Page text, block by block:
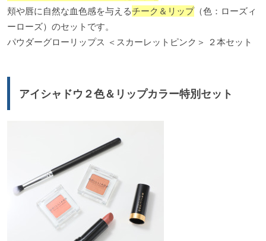
頬や唇に自然な血色感を与えるチーク＆リップ（色：ローズィ
ーローズ）のセットです。
パウダーグローリップス ＜スカーレットピンク＞ ２本セット
アイシャドウ２色＆リップカラー特別セット